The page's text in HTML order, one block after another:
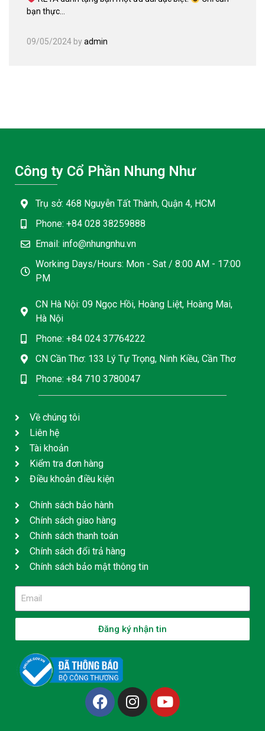
bạn thực…
09/05/2024 byadmin
Công ty Cổ Phần Nhung Như
Trụ sở: 468 Nguyễn Tất Thành, Quận 4, HCM
Phone: +84 028 38259888
Email: info@nhungnhu.vn
Working Days/Hours: Mon - Sat / 8:00 AM - 17:00
PM
CN Hà Nội: 09 Ngọc Hồi, Hoàng Liệt, Hoàng Mai,
Hà Nội
Phone: +84 024 37764222
CN Cần Thơ: 133 Lý Tự Trọng, Ninh Kiều, Cần Thơ
Phone: +84 710 3780047
Về chúng tôi
Liên hệ
Tài khoản
Kiểm tra đơn hàng
Điều khoản điều kiện
Chính sách bảo hành
Chính sách giao hàng
Chính sách thanh toán
Chính sách đổi trả hàng
Chính sách bảo mật thông tin
Đăng ký nhận tin